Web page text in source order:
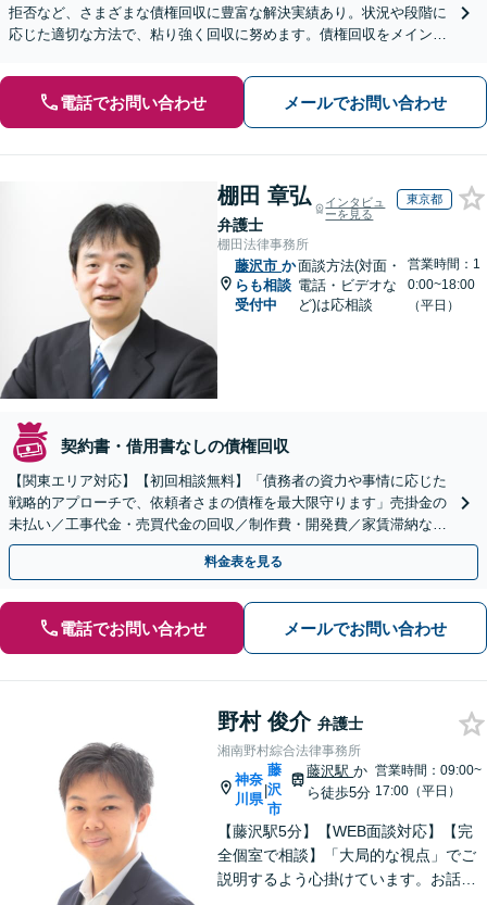
拒否など、さまざまな債権回収に豊富な解決実績あり。状況や段階に
応じた適切な方法で、粘り強く回収に努めます。債権回収をメインと
電話でお問い合わせ メールでお問い合わせ
棚田 章弘
弁護士
インタビュ
ーを見る
東京都
棚田法律事務所
藤沢市 か
らも相談
受付中
面談方法(対面・
電話・ビデオな
ど)は応相談
営業時間：1
0:00~18:00
（平日）
契約書・借用書なしの債権回収
【関東エリア対応】【初回相談無料】「債務者の資力や事情に応じた
戦略的アプローチで、依頼者さまの債権を最大限守ります」売掛金の
未払い／工事代金・売買代金の回収／制作費・開発費／家賃滞納な
ど、事業活動で発生するあらゆる債権回収に実績あり
料金表を見る
電話でお問い合わせ メールでお問い合わせ
野村 俊介 弁護士
湘南野村綜合法律事務所
神奈
川県
|
藤
沢
市
藤沢駅か
ら徒歩5分
営業時間：09:00~
17:00（平日）
【藤沢駅5分】【WEB面談対応】【完
全個室で相談】「大局的な視点」でご
説明するよう心掛けています。お話を